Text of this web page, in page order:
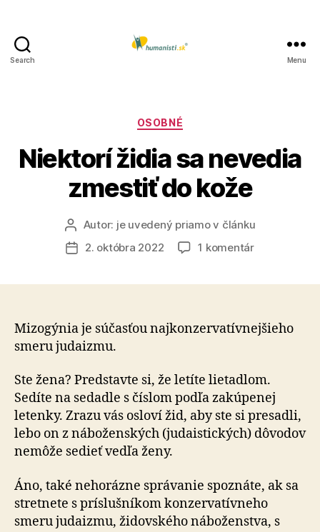
Search Menu
Kategórie
OSOBNÉ
Niektorí židia sa nevedia
zmestiť do kože
Autor
článku
Autor: je uvedený priamo v článku
Dátum
2. októbra 2022 1 komentárna
zmestiť
Mizogýnia je súčasťou najkonzervatívnejšieho
smeru judaizmu.
Ste žena? Predstavte si, že letíte lietadlom.
Sedíte na sedadle s číslom podľa zakúpenej
letenky. Zrazu vás osloví žid, aby ste si presadli,
lebo on z náboženských (judaistických) dôvodov
nemôže sedieť vedľa ženy.
Áno, také nehorázne správanie spoznáte, ak sa
stretnete s príslušníkom konzervatívneho
smeru judaizmu, židovského náboženstva, s